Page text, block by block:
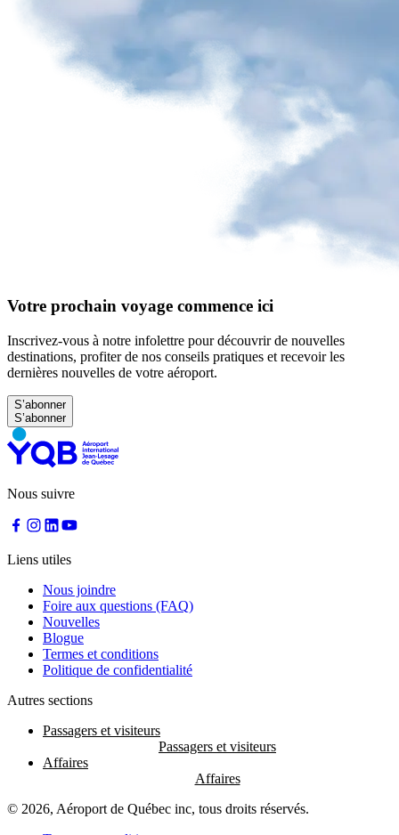
Votre prochain voyage commence ici
Inscrivez-vous à notre infolettre pour découvrir de nouvelles
destinations, profiter de nos conseils pratiques et recevoir les
dernières nouvelles de votre aéroport.
S’abonner
Nous suivre
Liens utiles
Nous joindre
Foire aux questions (FAQ)
Nouvelles
Blogue
Termes et conditions
Politique de confidentialité
Autres sections
Passagers et visiteurs
Affaires
© 2026, Aéroport de Québec inc, tous droits réservés.